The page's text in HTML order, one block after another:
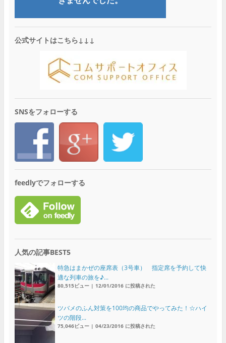
公式サイトはこちら↓↓↓
SNSをフォローする
feedlyでフォローする
人気の記事BEST5
特急はまかぜの座席表（3号車） 指定席を予約して快
適な列車の旅を♪...
80,515ビュー| 12/01/2016 に投稿された
ツバメのふん対策を100均の商品でやってみた！☆ハイ
ツの階段...
75,046ビュー| 04/23/2016 に投稿された